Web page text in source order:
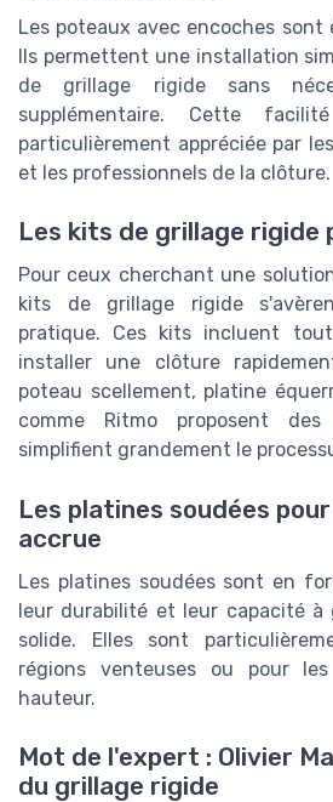
Les poteaux avec encoches sont
Ils permettent une installation
de grillage rigide sans
supplémentaire. Cette
particulièrement appréciée par
et les professionnels de la clôture.
Les kits de grillage rigide
Pour ceux cherchant une
kits de grillage rigide
pratique. Ces kits incluent
installer une clôture
poteau scellement, platine
comme Ritmo proposent
simplifient grandement le
Les platines soudées
accrue
Les platines soudées sont en
leur durabilité et leur capacité à
solide. Elles sont
régions venteuses ou pour
hauteur.
Mot de l'expert : Olivier
du grillage rigide